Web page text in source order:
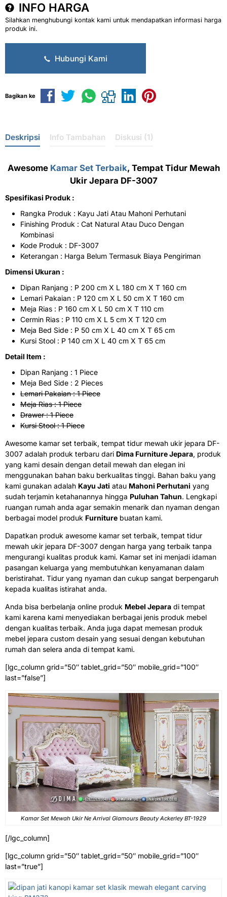
INFO HARGA
Silahkan menghubungi kontak kami untuk mendapatkan informasi harga
produk ini.
Hubungi Kami
Bagikan ke
Deskripsi Info Tambahan Diskusi (1)
Awesome Kamar Set Terbaik, Tempat Tidur Mewah
Ukir Jepara DF-3007
Spesifikasi Produk :
Rangka Produk : Kayu Jati Atau Mahoni Perhutani
Finishing Produk : Cat Natural Atau Duco Dengan
Kombinasi
Kode Produk : DF-3007
Keterangan : Harga Belum Termasuk Biaya Pengiriman
Dimensi Ukuran :
Dipan Ranjang : P 200 cm X L 180 cm X T 160 cm
Lemari Pakaian : P 120 cm X L 50 cm X T 160 cm
Meja Rias : P 160 cm X L 50 cm X T 110 cm
Cermin Rias : P 110 cm X L 5 cm X T 120 cm
Meja Bed Side : P 50 cm X L 40 cm X T 65 cm
Kursi Stool : P 140 cm X L 40 cm X T 65 cm
Detail Item :
Dipan Ranjang : 1 Piece
Meja Bed Side : 2 Pieces
Lemari Pakaian : 1 Piece
Meja Rias : 1 Piece
Drawer : 1 Piece
Kursi Stool : 1 Piece
Awesome kamar set terbaik, tempat tidur mewah ukir jepara DF-
3007 adalah produk terbaru dari Dima Furniture Jepara, produk
yang kami desain dengan detail mewah dan elegan ini
menggunakan bahan baku berkualitas tinggi. Bahan baku yang
kami gunakan adalah Kayu Jati atau Mahoni Perhutani yang
sudah terjamin ketahanannya hingga Puluhan Tahun. Lengkapi
ruangan rumah anda agar semakin menarik dan nyaman dengan
berbagai model produk Furniture buatan kami.
Dapatkan produk awesome kamar set terbaik, tempat tidur
mewah ukir jepara DF-3007 dengan harga yang terbaik tanpa
mengurangi kualitas produk kami. Kamar set ini menjadi idaman
pasangan keluarga yang membutuhkan kenyamanan dalam
beristirahat. Tidur yang nyaman dan cukup sangat berpengaruh
kepada kualitas istirahat anda.
Anda bisa berbelanja online produk Mebel Jepara di tempat
kami karena kami menyediakan berbagai jenis produk mebel
dengan kualitas terbaik. Anda juga dapat memesan produk
mebel jepara custom desain yang sesuai dengan kebutuhan
rumah dan selera anda di tempat kami.
[lgc_column grid=”50″ tablet_grid=”50″ mobile_grid=”100″
last=”false”]
Kamar Set Mewah Ukir Ne Arrival Glamours Beauty Ackerley BT-1929
[/lgc_column]
[lgc_column grid=”50″ tablet_grid=”50″ mobile_grid=”100″
last=”true”]